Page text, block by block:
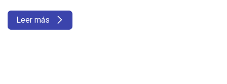
Leer más